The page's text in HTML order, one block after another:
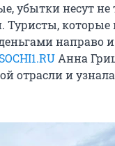
убытки несут не
которые
направо
SOCHI1.RU Анна
отрасли и